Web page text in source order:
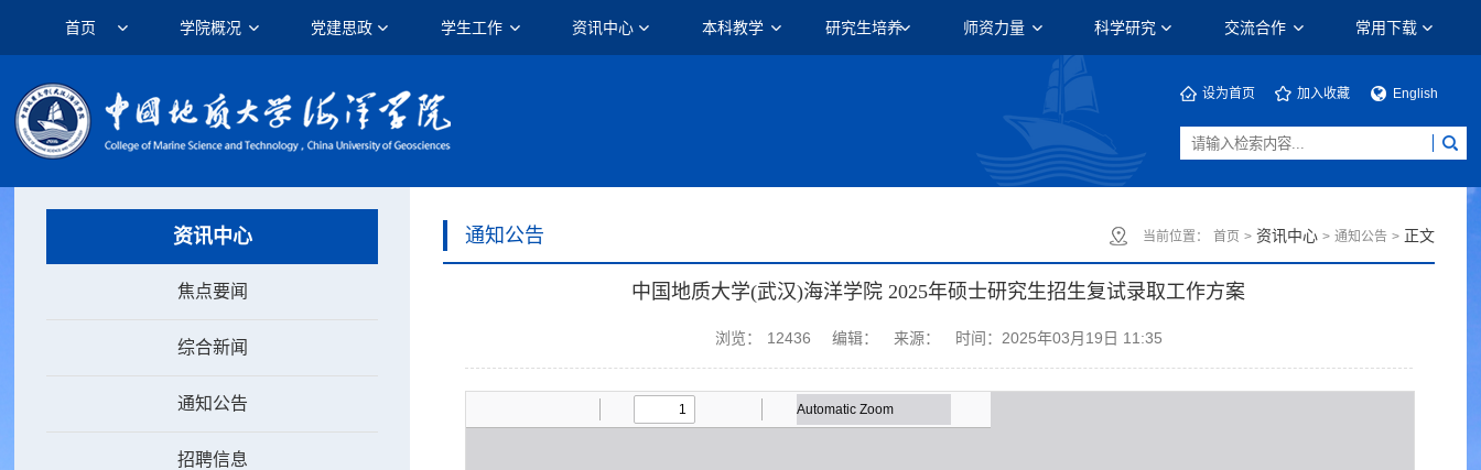
首页 学院概况 党建思政 学生工作 资讯中心 本科教学 研究生培养 师资力量 科学研究 交流合作 常用下载
设为首页 加入收藏 English
资讯中心
焦点要闻
综合新闻
通知公告
招聘信息
通知公告 当前位置： 首页 >资讯中心 > 通知公告 >正文
中国地质大学(武汉)海洋学院 2025年硕士研究生招生复试录取工作方案
浏览： 12436 编辑： 来源： 时间：2025年03月19日 11:35